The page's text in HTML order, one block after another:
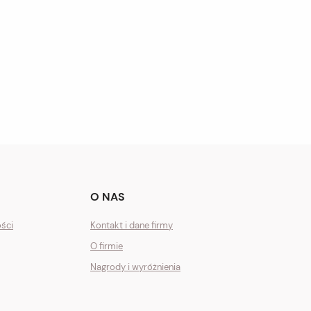
O NAS
Kontakt i dane firmy
O firmie
Nagrody i wyróżnienia